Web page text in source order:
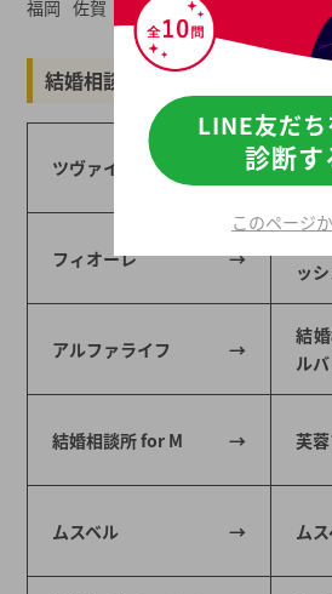
福岡 佐賀 長崎 大分
結婚相談所一覧から結婚相談所を
ツヴァイ オ
フィオーレ
ッ
アルファライフ
結
ル
結婚相談所 for M 芙
ムスベル ム
LINE友だ
診断す
このページ